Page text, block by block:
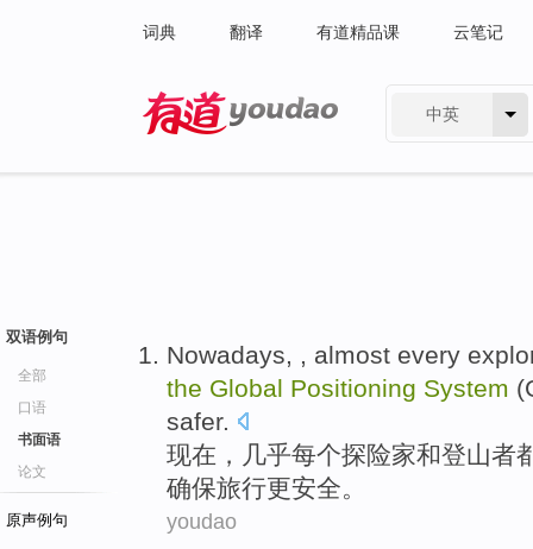
词典 翻译 有道精品课 云笔记
中英
双语例句
全部
口语
书面语
论文
原声例句
Nowadays, , almost every
the Global Positioning System (
safer.
现在 ， 几乎每个探险家和登山者
确保旅行更安全。
youdao